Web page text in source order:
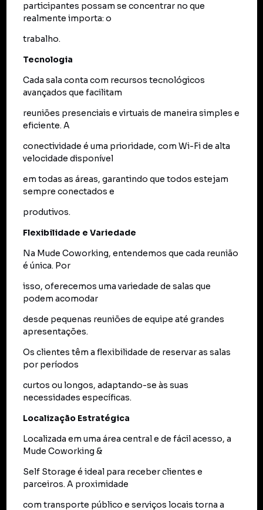
participantes possam se concentrar no que
realmente importa: o
trabalho.
Tecnologia
Cada sala conta com recursos tecnológicos
avançados que facilitam
reuniões presenciais e virtuais de maneira simples e
eficiente. A
conectividade é uma prioridade, com Wi-Fi de alta
velocidade disponível
em todas as áreas, garantindo que todos estejam
sempre conectados e
produtivos.
Flexibilidade e Variedade
Na Mude Coworking, entendemos que cada reunião
é única. Por
isso, oferecemos uma variedade de salas que
podem acomodar
desde pequenas reuniões de equipe até grandes
apresentações.
Os clientes têm a flexibilidade de reservar as salas
por períodos
curtos ou longos, adaptando-se às suas
necessidades específicas.
Localização Estratégica
Localizada em uma área central e de fácil acesso, a
Mude Coworking &
Self Storage é ideal para receber clientes e
parceiros. A proximidade
com transporte público e serviços locais torna a